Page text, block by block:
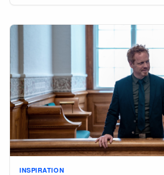
INSPIRATION